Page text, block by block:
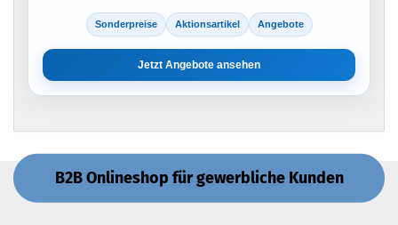
Sonderpreise Aktionsartikel Angebote
Jetzt Angebote ansehen
B2B Onlineshop für gewerbliche Kunden